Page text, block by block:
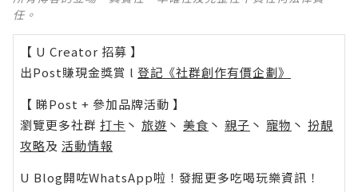
任。
【 U Creator 招募 】
出Post賺現金獎賞 l 登記《社群創作有價企劃》
【 睇Post + 參加品牌活動 】
瀏覽更多社群 打卡 丶 旅遊 丶 美食 丶 親子 丶 寵物 丶 扮靚
攻略及 活動情報
U Blog開咗WhatsApp啦！發掘更多吃喝玩樂資訊！